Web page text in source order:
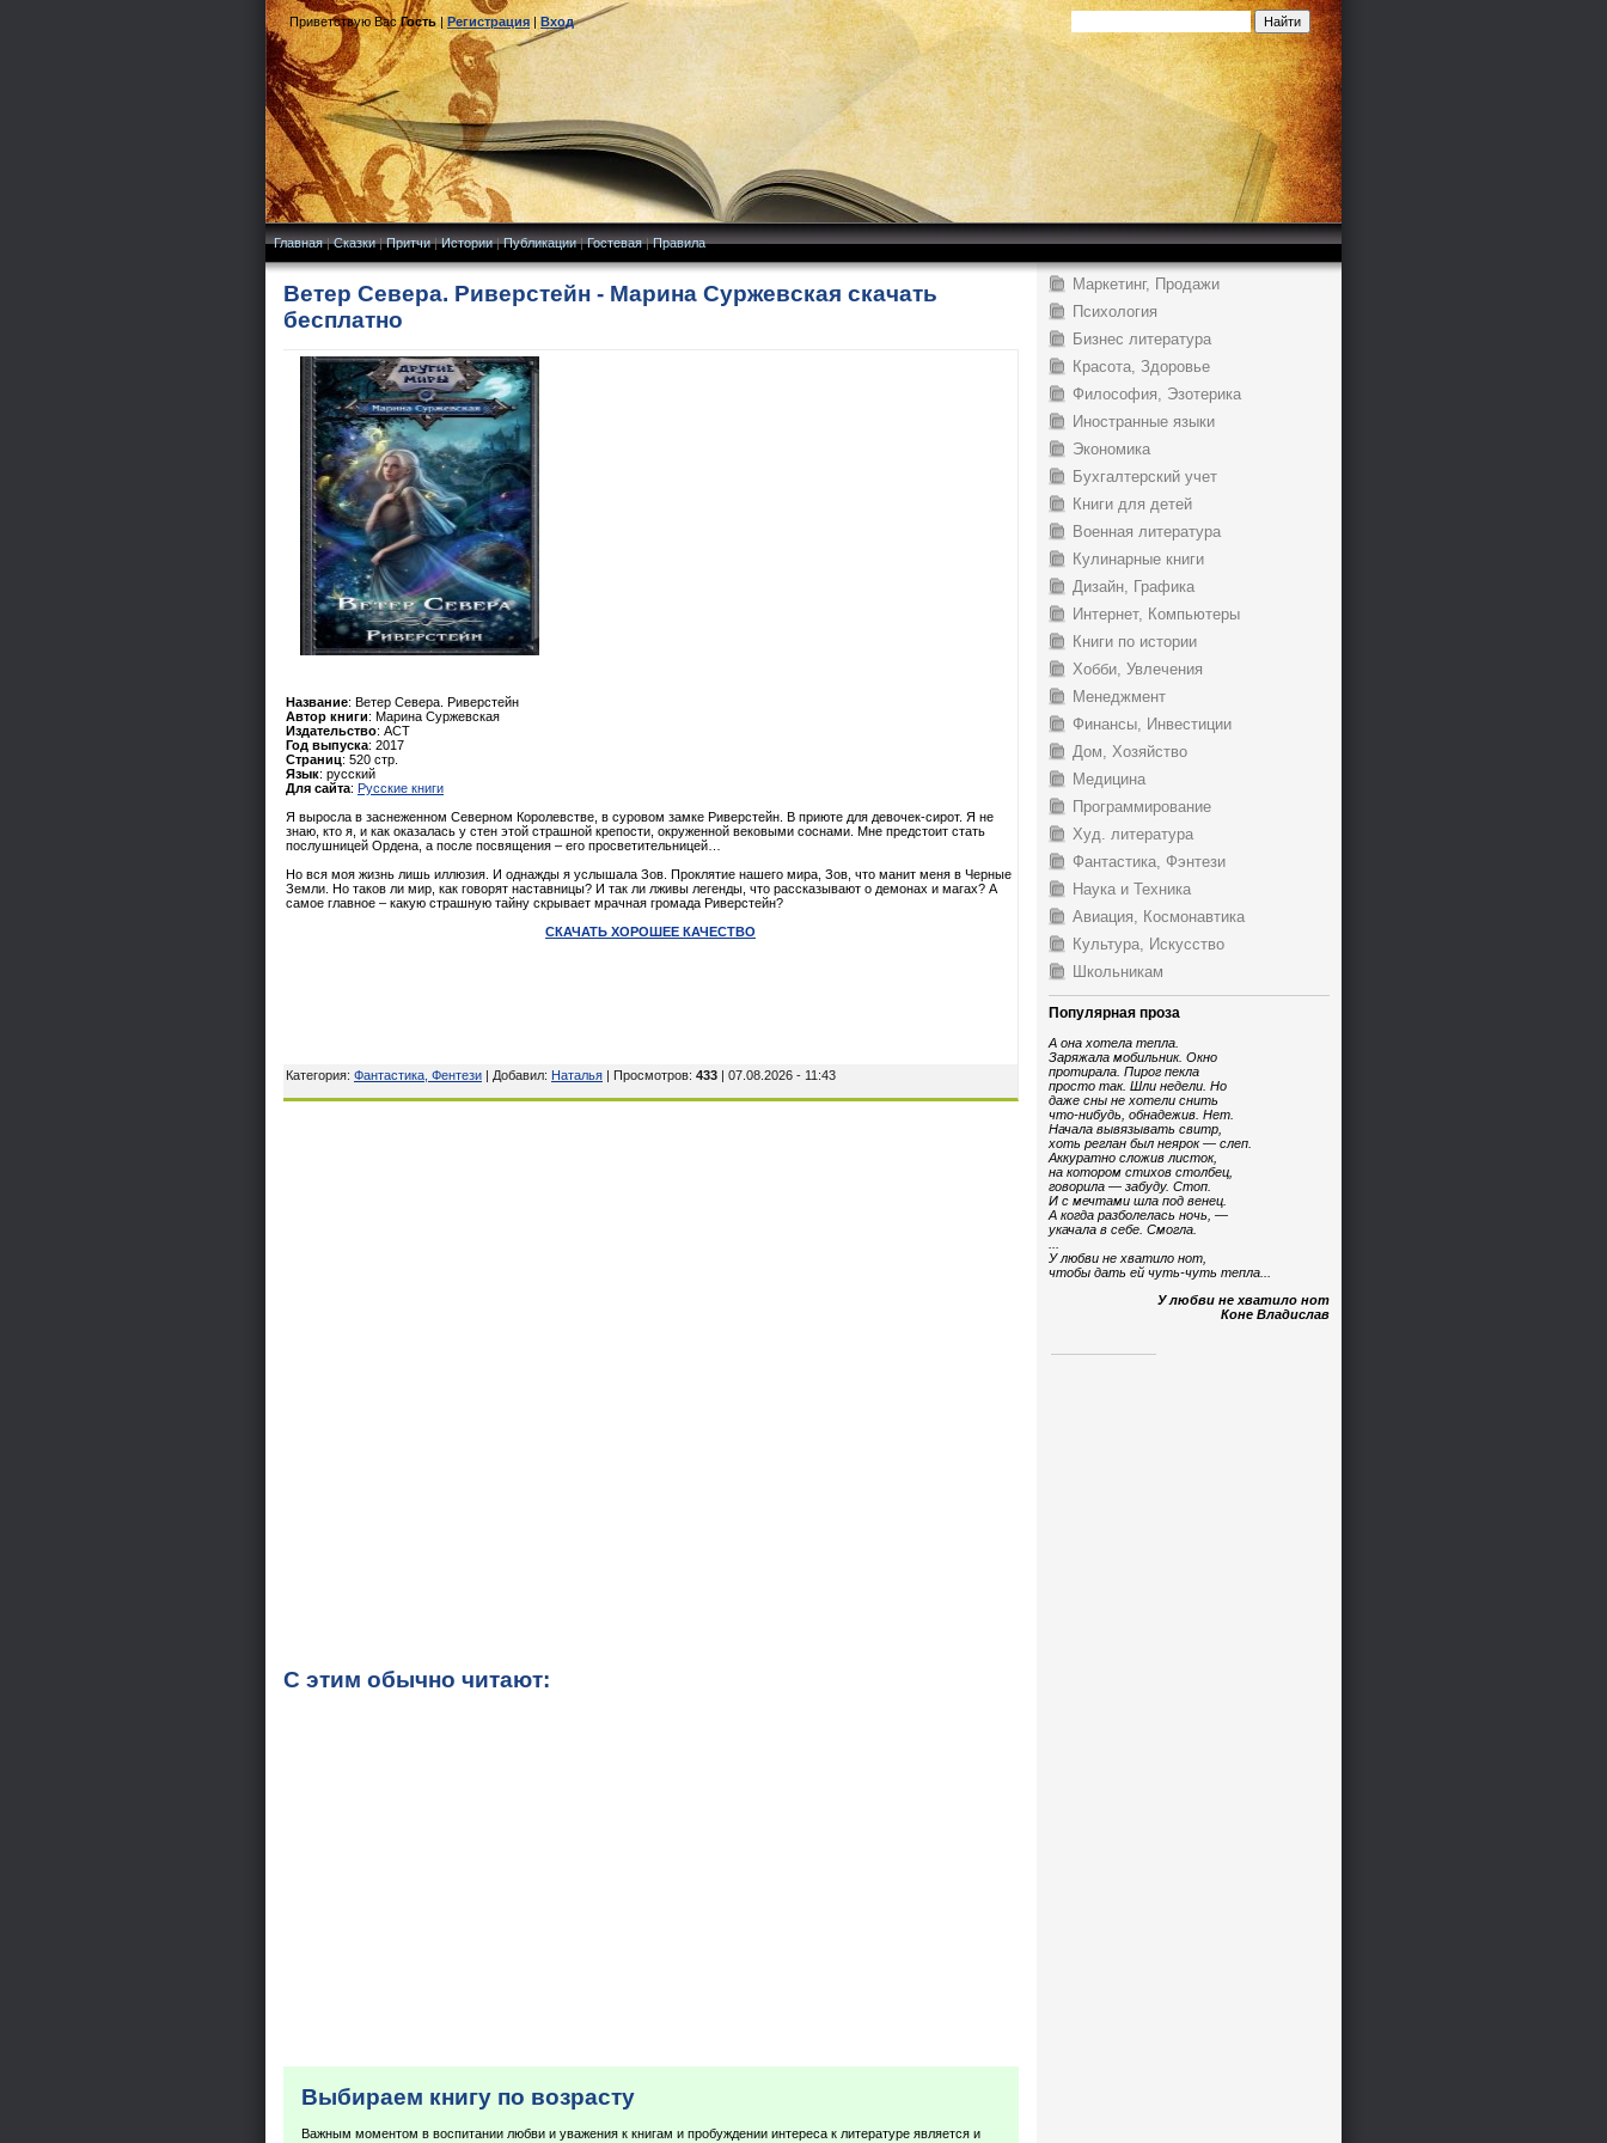
Приветствую Вас Гость|Регистрация|Вход
Главная|Сказки|Притчи|Истории|Публикации|Гостевая|Правила
Ветер Севера. Риверстейн - Марина Суржевская скачать
бесплатно
Название: Ветер Севера. Риверстейн
Автор книги: Марина Суржевская
Издательство: АСТ
Год выпуска: 2017
Страниц: 520 стр.
Язык: русский
Для сайта: Русские книги
Я выросла в заснеженном Северном Королевстве, в суровом замке Риверстейн. В приюте для девочек-сирот. Я не
знаю, кто я, и как оказалась у стен этой страшной крепости, окруженной вековыми соснами. Мне предстоит стать
послушницей Ордена, а после посвящения – его просветительницей…
Но вся моя жизнь лишь иллюзия. И однажды я услышала Зов. Проклятие нашего мира, Зов, что манит меня в Черные
Земли. Но таков ли мир, как говорят наставницы? И так ли лживы легенды, что рассказывают о демонах и магах? А
самое главное – какую страшную тайну скрывает мрачная громада Риверстейн?
СКАЧАТЬ ХОРОШЕЕ КАЧЕСТВО
Категория: Фантастика, Фентези | Добавил: Наталья | Просмотров: 433 | 07.08.2026 - 11:43
С этим обычно читают:
Выбираем книгу по возрасту
Важным моментом в воспитании любви и уважения к книгам и пробуждении интереса к литературе является и
Маркетинг, Продажи
Психология
Бизнес литература
Красота, Здоровье
Философия, Эзотерика
Иностранные языки
Экономика
Бухгалтерский учет
Книги для детей
Военная литература
Кулинарные книги
Дизайн, Графика
Интернет, Компьютеры
Книги по истории
Хобби, Увлечения
Менеджмент
Финансы, Инвестиции
Дом, Хозяйство
Медицина
Программирование
Худ. литература
Фантастика, Фэнтези
Наука и Техника
Авиация, Космонавтика
Культура, Искусство
Школьникам
Популярная проза
А она хотела тепла.
Заряжала мобильник. Окно
протирала. Пирог пекла
просто так. Шли недели. Но
даже сны не хотели снить
что-нибудь, обнадежив. Нет.
Начала вывязывать свитр,
хоть реглан был неярок — слеп.
Аккуратно сложив листок,
на котором стихов столбец,
говорила — забуду. Стоп.
И с мечтами шла под венец.
А когда разболелась ночь, —
укачала в себе. Смогла.
У любви не хватило нот,
чтобы дать ей чуть-чуть тепла...
У любви не хватило нот
Коне Владислав